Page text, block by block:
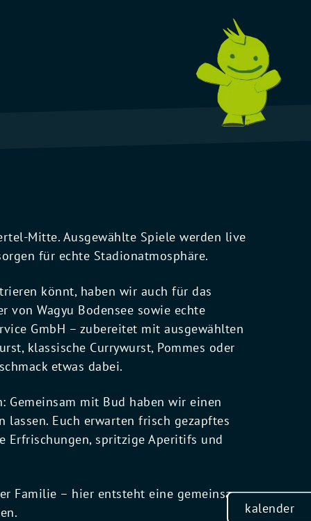
kalender
Mitte. Ausgewählte Spiele werden live
für echte Stadionatmosphäre.
könnt, haben wir auch für das
von Wagyu Bodensee sowie echte
GmbH – zubereitet mit ausgewählten
klassische Currywurst, Pommes oder
etwas dabei.
Gemeinsam mit Bud haben wir einen
lassen. Euch erwarten frisch gezapftes
Erfrischungen, spritzige Aperitifs und
Familie – hier entsteht eine gemeinsame